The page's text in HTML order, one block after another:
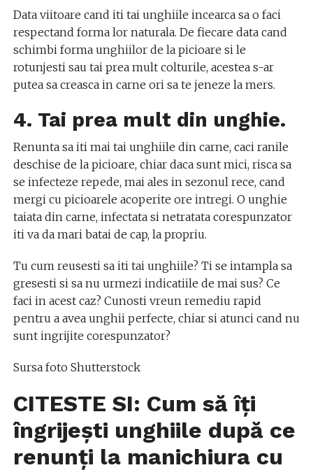
Data viitoare cand iti tai unghiile incearca sa o faci
respectand forma lor naturala. De fiecare data cand
schimbi forma unghiilor de la picioare si le
rotunjesti sau tai prea mult colturile, acestea s-ar
putea sa creasca in carne ori sa te jeneze la mers.
4. Tai prea mult din unghie.
Renunta sa iti mai tai unghiile din carne, caci ranile
deschise de la picioare, chiar daca sunt mici, risca sa
se infecteze repede, mai ales in sezonul rece, cand
mergi cu picioarele acoperite ore intregi. O unghie
taiata din carne, infectata si netratata corespunzator
iti va da mari batai de cap, la propriu.
Tu cum reusesti sa iti tai unghiile? Ti se intampla sa
gresesti si sa nu urmezi indicatiile de mai sus? Ce
faci in acest caz? Cunosti vreun remediu rapid
pentru a avea unghii perfecte, chiar si atunci cand nu
sunt ingrijite corespunzator?
Sursa foto Shutterstock
CITESTE SI: Cum să îți
îngrijești unghiile după ce
renunți la manichiura cu